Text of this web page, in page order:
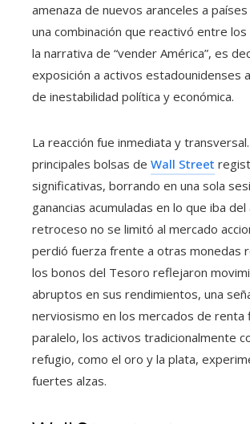
amenaza de nuevos aranceles a
una combinación que reactivó entre
la narrativa de “vender América”, es
exposición a activos estadounidenses
de inestabilidad política y económica.
La reacción fue inmediata y
principales bolsas de Wall Street
significativas, borrando en una sola
ganancias acumuladas en lo que iba del
retroceso no se limitó al mercado
perdió fuerza frente a otras monedas
los bonos del Tesoro reflejaron
abruptos en sus rendimientos, una
nerviosismo en los mercados de renta
paralelo, los activos tradicionalmente
refugio, como el oro y la plata,
fuertes alzas.